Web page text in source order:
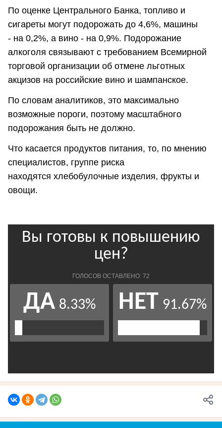
По оценке Центрального Банка, топливо и
сигареты могут подорожать до 4,6%, машины
- на 0,2%, а вино - на 0,9%. Подорожание
алкоголя связывают с требованием Всемирной
торговой организации об отмене льготных
акцизов на российские вино и шампанское.
По словам аналитиков, это максимально
возможные пороги, поэтому масштабного
подорожания быть не должно.
Что касается продуктов питания, то, по мнению
специалистов, группе риска
находятся хлебобулочные изделия, фрукты и
овощи.